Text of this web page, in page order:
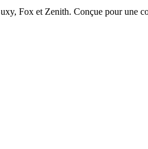
Fox et Zenith. Conçue pour une